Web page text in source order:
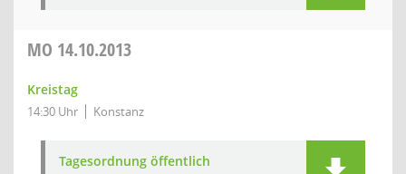
MO 14.10.2013
Kreistag
14:30 Uhr Konstanz
Tagesordnung öffentlich